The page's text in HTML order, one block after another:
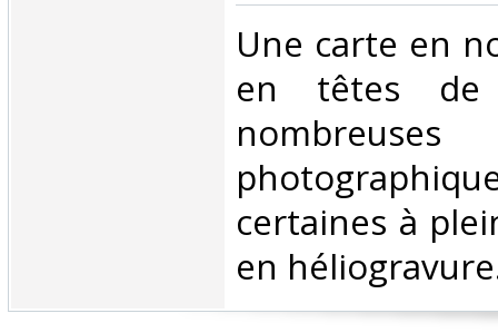
‎Une carte en
en têtes de
certaines à
en